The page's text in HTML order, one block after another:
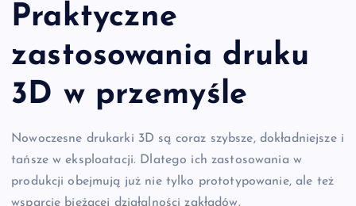
Praktyczne
zastosowania druku
3D w przemyśle
Nowoczesne drukarki 3D są coraz szybsze, dokładniejsze i
tańsze w eksploatacji. Dlatego ich zastosowania w
produkcji obejmują już nie tylko prototypowanie, ale też
wsparcie bieżącej działalności zakładów.